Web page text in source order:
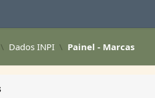
Dados INPI Painel - Marcas